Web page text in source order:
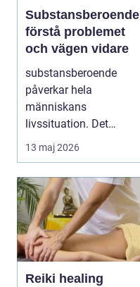
Substansberoende
förstå problemet
och vägen vidare
substansberoende
påverkar hela
människans
livssituation. Det
handlar sällan bara om
alkohol, narkoti...
13 maj 2026
Reiki healing